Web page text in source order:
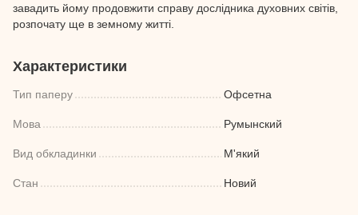
завадить йому продовжити справу дослідника духовних світів,
розпочату ще в земному житті.
Характеристики
Тип паперу Офсетна
Мова Румынский
Вид обкладинки М'який
Стан Новий